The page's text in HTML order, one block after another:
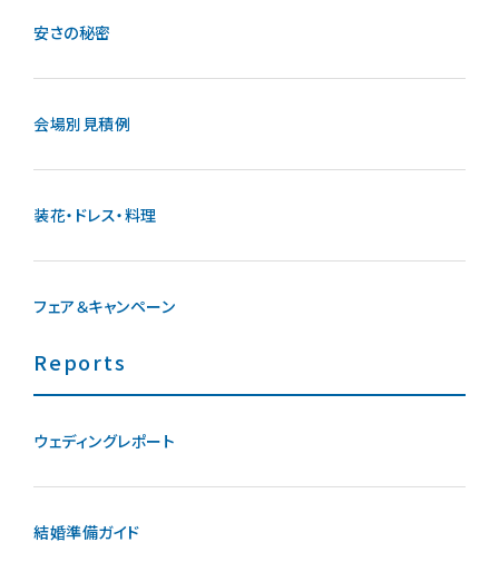
安さの秘密
会場別見積例
装花・ドレス・料理
フェア＆キャンペーン
Reports
ウェディングレポート
結婚準備ガイド